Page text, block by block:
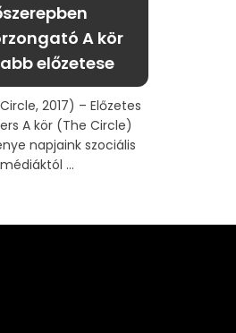
A kör
előzetese
2017) – Előzetes
A kör (The Circle)
napjaink szociális
médiáktól ...